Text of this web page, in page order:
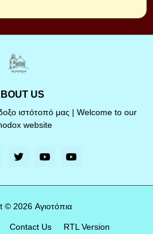
US
ιστότοπό μας | Welcome to our
website
© 2026 Αγιοτόπια
Contact Us RTL Version